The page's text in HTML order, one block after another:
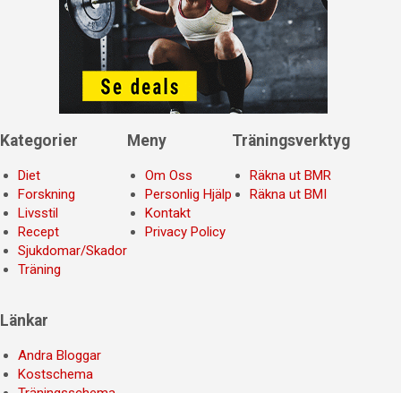
Kategorier
Diet
Forskning
Livsstil
Recept
Sjukdomar/Skador
Träning
Meny
Om Oss
Personlig Hjälp
Kontakt
Privacy Policy
Träningsverktyg
Räkna ut BMR
Räkna ut BMI
Länkar
Andra Bloggar
Kostschema